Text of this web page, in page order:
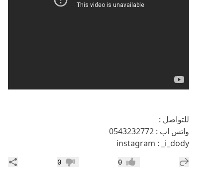
للتواصل :
واتس اب : 0543232772
instagram : _i_dody
إضافة رد جديد إعجاب0 عدم إعجاب
0